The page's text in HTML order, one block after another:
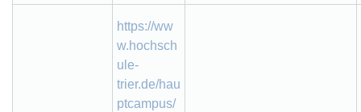
https://ww
w.hochsch
ule-
trier.de/hau
ptcampus/